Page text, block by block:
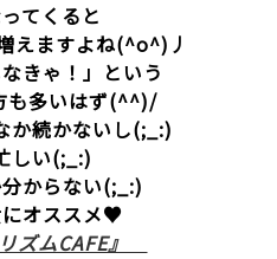
てくると
えますよね(^o^)丿
きゃ！」という
も多いはず(^^)/
か続かないし(;_:)
しい(;_:)
からない(;_:)
オススメ♥
ズムCAFE』